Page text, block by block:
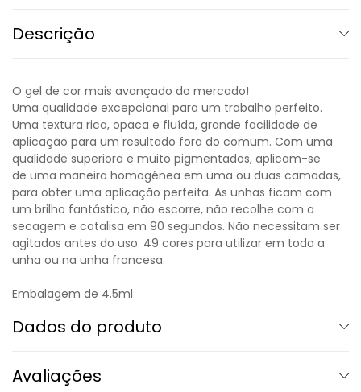
Descrição
O gel de cor mais avançado do mercado!
Uma qualidade excepcional para um trabalho perfeito.
Uma textura rica, opaca e fluída, grande facilidade de
aplicação para um resultado fora do comum. Com uma
qualidade superiora e muito pigmentados, aplicam-se
de uma maneira homogénea em uma ou duas camadas,
para obter uma aplicação perfeita. As unhas ficam com
um brilho fantástico, não escorre, não recolhe com a
secagem e catalisa em 90 segundos. Não necessitam ser
agitados antes do uso. 49 cores para utilizar em toda a
unha ou na unha francesa.
Embalagem de 4.5ml
Dados do produto
Avaliações